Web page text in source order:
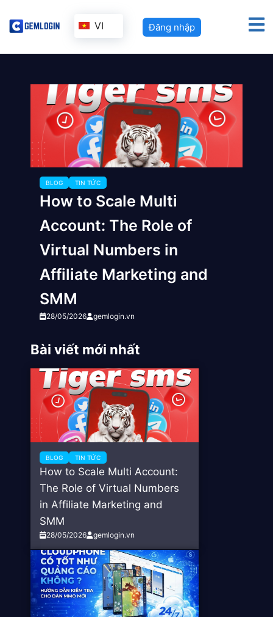
VI Đăng nhập
BLOG TIN TỨC
How to Scale Multi
Account: The Role of
Virtual Numbers in
Affiliate Marketing and
SMM
28/05/2026 gemlogin.vn
Bài viết mới nhất
BLOG TIN TỨC
How to Scale Multi Account:
The Role of Virtual Numbers
in Affiliate Marketing and
SMM
28/05/2026 gemlogin.vn